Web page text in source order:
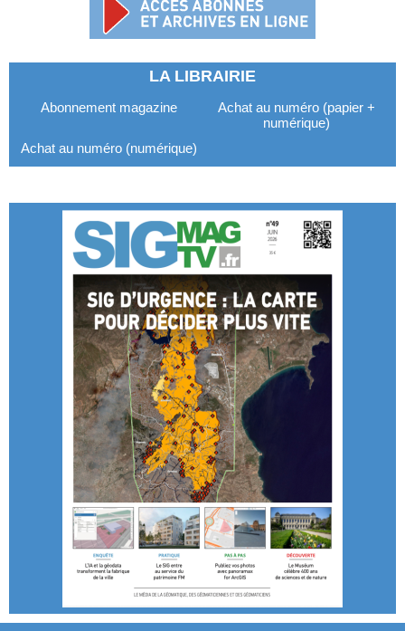
LA LIBRAIRIE
Abonnement magazine
Achat au numéro (papier +
numérique)
Achat au numéro (numérique)